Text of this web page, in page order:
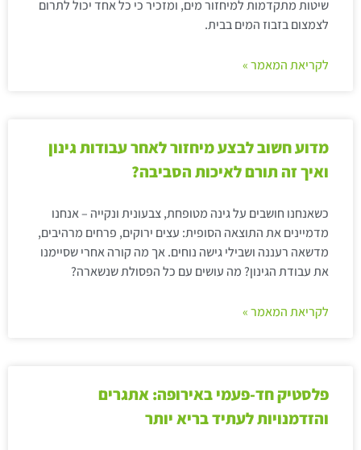
שיטות מתקדמות למיחזור מים, ומזכיר כי כל אחד יכול לתרום
לצמצום בזבוז המים בבית.
לקריאת המאמר »
מדוע חשוב לבצע מיחזור לאחר עבודות גינון
ואיך זה תורם לאיכות הסביבה?
כשאנחנו חושבים על גינה מטופחת, צבעונית ונקייה – אנחנו
מדמיינים את התוצאה הסופית: עצים ירוקים, פרחים מרהיבים,
מדשאה רעננה ושבילי גישה נוחים. אך מה קורה אחרי שסיימנו
את עבודת הגינון? מה עושים עם כל הפסולת שנשארה?
לקריאת המאמר »
פלסטיק חד-פעמי באירופה: אתגרים
והזדמנויות לעתיד בריא יותר